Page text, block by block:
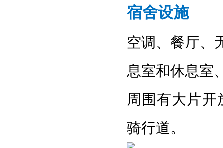
宿舍设施
空调 、 餐厅、
息室和休息室
周围有大片开
骑行道。